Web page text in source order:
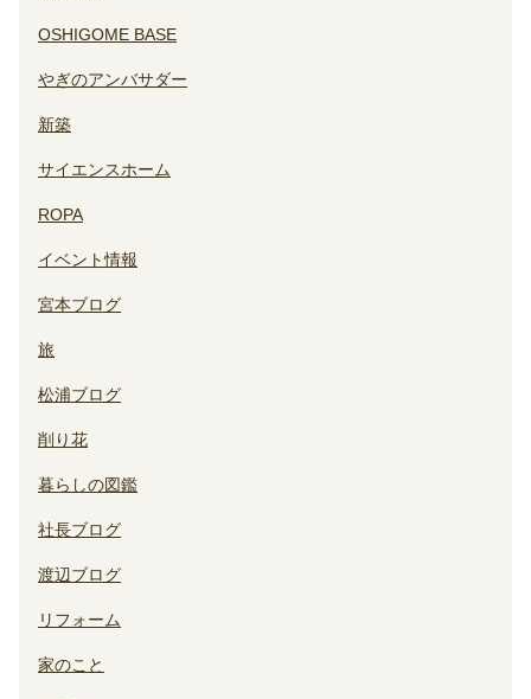
OSHIGOME BASE
やぎのアンバサダー
新築
サイエンスホーム
ROPA
イベント情報
宮本ブログ
旅
松浦ブログ
削り花
暮らしの図鑑
社長ブログ
渡辺ブログ
リフォーム
家のこと